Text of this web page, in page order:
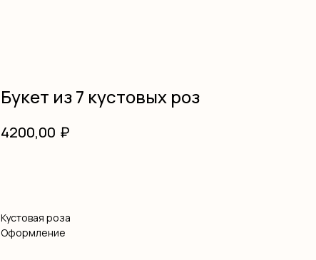
Букет из 7 кустовых роз
4200,00 ₽
Кустовая роза
Оформление